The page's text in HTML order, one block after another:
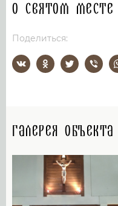
О святом месте
Поделиться:
Галерея объекта